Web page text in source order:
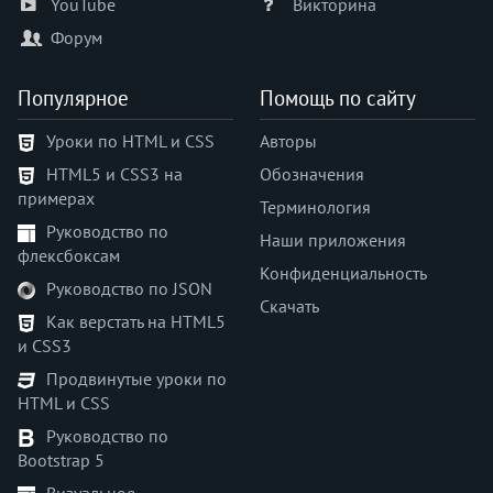
Форум
Популярное
Уроки по HTML и CSS
HTML5 и CSS3 на
примерах
Руководство по
флексбоксам
Руководство по JSON
Как верстать на HTML5
и CSS3
Продвинутые уроки по
HTML и CSS
Руководство по
Bootstrap 5
Помощь по сайту
Авторы
Обозначения
Терминология
Наши приложения
Конфиденциальность
Скачать